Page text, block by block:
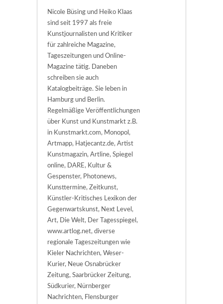
Nicole Büsing und Heiko Klaas
sind seit 1997 als freie
Kunstjournalisten und Kritiker
für zahlreiche Magazine,
Tageszeitungen und Online-
Magazine tätig. Daneben
schreiben sie auch
Katalogbeiträge. Sie leben in
Hamburg und Berlin.
Regelmäßige Veröffentlichungen
über Kunst und Kunstmarkt z.B.
in Kunstmarkt.com, Monopol,
Artmapp, Hatjecantz.de, Artist
Kunstmagazin, Artline, Spiegel
online, DARE, Kultur &
Gespenster, Photonews,
Kunsttermine, Zeitkunst,
Künstler-Kritisches Lexikon der
Gegenwartskunst, Next Level,
Art, Die Welt, Der Tagesspiegel,
www.artlog.net, diverse
regionale Tageszeitungen wie
Kieler Nachrichten, Weser-
Kurier, Neue Osnabrücker
Zeitung, Saarbrücker Zeitung,
Südkurier, Nürnberger
Nachrichten, Flensburger